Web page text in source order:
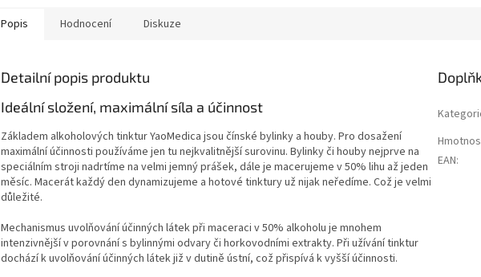
Popis Hodnocení Diskuze
Detailní popis produktu
Ideální složení, maximální síla a účinnost
Základem alkoholových tinktur YaoMedica jsou čínské bylinky a houby. Pro dosažení
maximální účinnosti používáme jen tu nejkvalitnější surovinu. Bylinky či houby nejprve na
speciálním stroji nadrtíme na velmi jemný prášek, dále je macerujeme v 50% lihu až jeden
měsíc. Macerát každý den dynamizujeme a hotové tinktury už nijak neředíme. Což je velmi
důležité.
Mechanismus uvolňování účinných látek při maceraci v 50% alkoholu je mnohem
intenzivnější v porovnání s bylinnými odvary či horkovodními extrakty. Při užívání tinktur
dochází k uvolňování účinných látek již v dutině ústní, což přispívá k vyšší účinnosti.
EAN: